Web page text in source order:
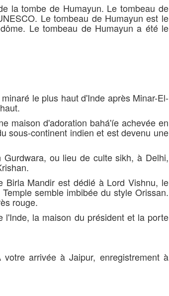
la tombe de Humayun. Le tombeau de
Le tombeau de Humayun est le
Le tombeau de Humayun a été le
le plus haut d'Inde après Minar-El-
maison d'adoration bahá'íe achevée en
sous-continent indien et est devenu une
ou lieu de culte sikh, à Delhi,
Birla Mandir est dédié à Lord Vishnu, le
semble imbibée du style Orissan.
rouge.
l'Inde, la maison du président et la porte
arrivée à Jaipur, enregistrement à